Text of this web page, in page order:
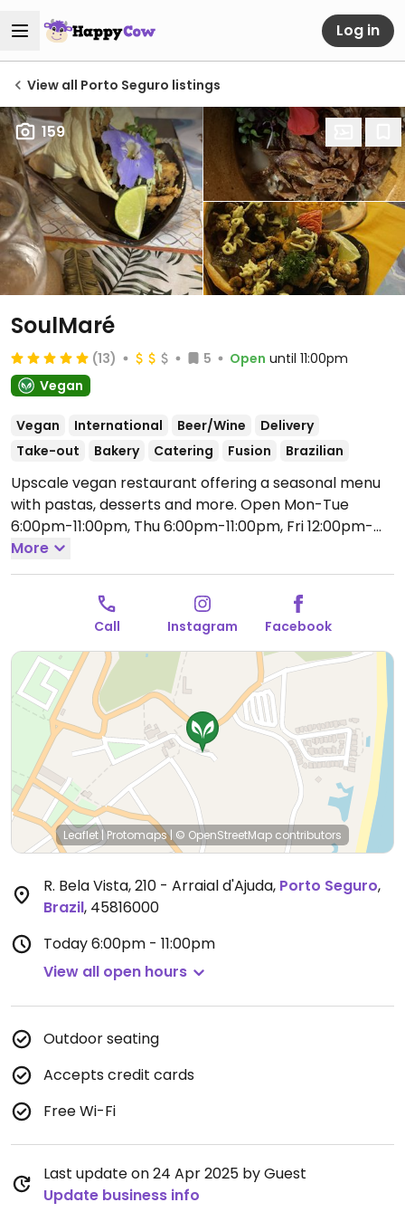
Log in
View all Porto Seguro listings
159
SoulMaré
(13) 5 Open until 11:00pm
Vegan
Vegan International Beer/Wine
Delivery
Take-out
Bakery Catering Fusion Brazilian
Upscale vegan restaurant offering a seasonal menu
with pastas, desserts and more. Open Mon-Tue
6:00pm-11:00pm, Thu 6:00pm-11:00pm, Fri 12:00pm-
11:00pm, Sat-Sun 2:00pm-11:00pm.
More
Call Instagram Facebook
Leaflet|Protomaps| © OpenStreetMap contributors
R. Bela Vista, 210 - Arraial d'Ajuda, Porto Seguro,
Brazil, 45816000
Today6:00pm - 11:00pm
View all open hours
Outdoor seating
Accepts credit cards
Free Wi-Fi
Last update on 24 Apr 2025 by Guest
Update business info